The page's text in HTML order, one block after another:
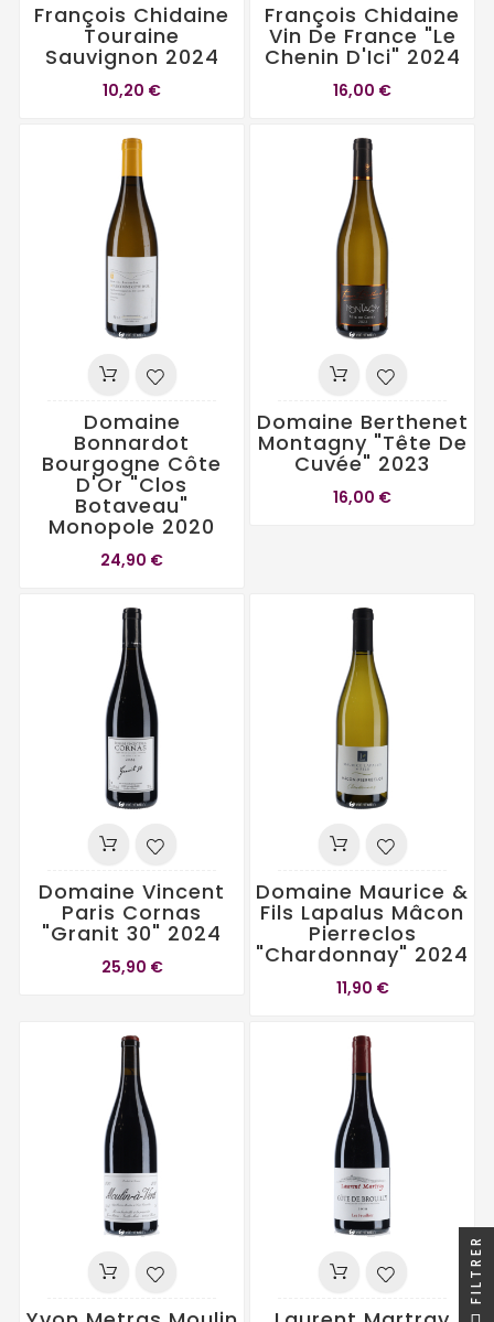
François Chidaine
Touraine
Sauvignon 2024
10,20 €
François Chidaine
Vin De France "Le
Chenin D'Ici" 2024
16,00 €
Domaine
Bonnardot
Bourgogne Côte
D'Or "Clos
Botaveau"
Monopole 2020
24,90 €
Domaine Berthenet
Montagny "Tête De
Cuvée" 2023
16,00 €
Domaine Vincent
Paris Cornas
"Granit 30" 2024
25,90 €
Domaine Maurice &
Fils Lapalus Mâcon
Pierreclos
"Chardonnay" 2024
11,90 €
FILTRER